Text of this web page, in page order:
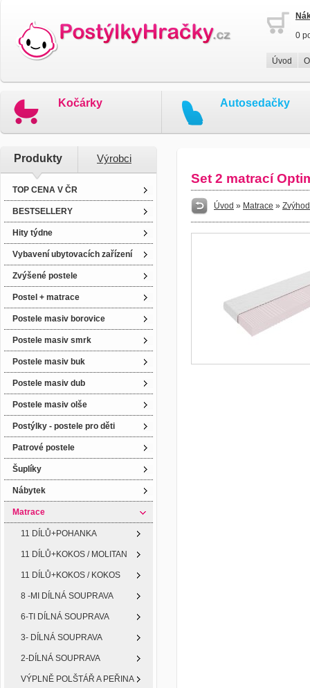
0
Úvod
Kočárky Autosedačky
Produkty Výrobci
TOP CENA V ČR
BESTSELLERY
Hity týdne
Vybavení ubytovacích zařízení
Zvýšené postele
Postel + matrace
Postele masiv borovice
Postele masiv smrk
Postele masiv buk
Postele masiv dub
Postele masiv olše
Postýlky - postele pro děti
Patrové postele
Šuplíky
Nábytek
Matrace
11 DÍLŮ+POHANKA
11 DÍLŮ+KOKOS / MOLITAN
11 DÍLŮ+KOKOS / KOKOS
8 -MI DÍLNÁ SOUPRAVA
6-TI DÍLNÁ SOUPRAVA
3- DÍLNÁ SOUPRAVA
2-DÍLNÁ SOUPRAVA
VÝPLNĚ POLŠTÁŘ A PEŘINA
Set 2 matrací
Úvod » Matrace »